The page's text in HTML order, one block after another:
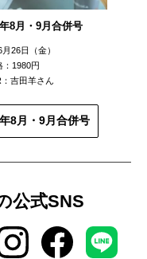
8月・9月合併号
26日（金）
：1980円
吉田羊さん
8月・9月合併号
公式SNS